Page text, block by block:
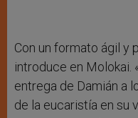
Con un formato ágil y
introduce en Molokai.
entrega de Damián a
de la eucaristía en su